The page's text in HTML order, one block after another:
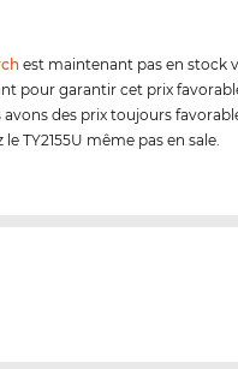
est maintenant pas en stock
pour garantir cet prix
des prix toujours
TY2155U même pas en sale.